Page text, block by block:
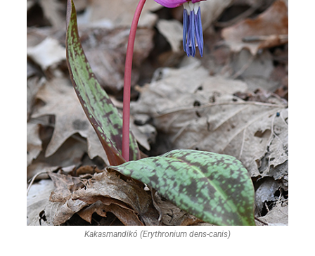
Kakasmandikó (Erythronium dens-canis)